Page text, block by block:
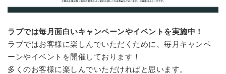
ラブでは毎月面白いキャンペーンやイベントを実施中！
ラブではお客様に楽しんでいただくために、毎月キャンペ
ーンやイベントを開催しております！
多くのお客様に楽しんでいただければと思います。